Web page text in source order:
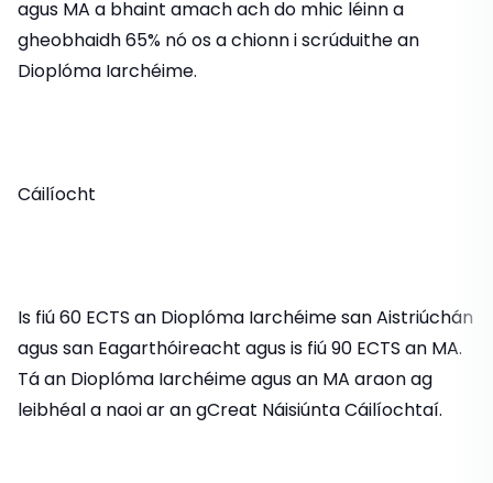
agus MA a bhaint amach ach do mhic léinn a
gheobhaidh 65% nó os a chionn i scrúduithe an
Dioplóma Iarchéime.
Cáilíocht
Is fiú 60 ECTS an Dioplóma Iarchéime san Aistriúchán
agus san Eagarthóireacht agus is fiú 90 ECTS an MA.
Tá an Dioplóma Iarchéime agus an MA araon ag
leibhéal a naoi ar an gCreat Náisiúnta Cáilíochtaí.